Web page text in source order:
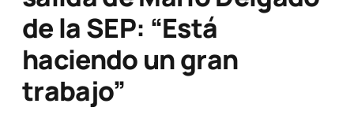
de la SEP: “Está
haciendo un gran
trabajo”